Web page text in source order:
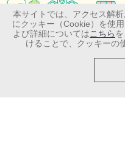
＞サイトマップ
＞個人情報の取り扱いについて
本サイトでは、アクセス解
にクッキー（Cookie）を使
よび詳細についてはこちら
けることで、クッキーの